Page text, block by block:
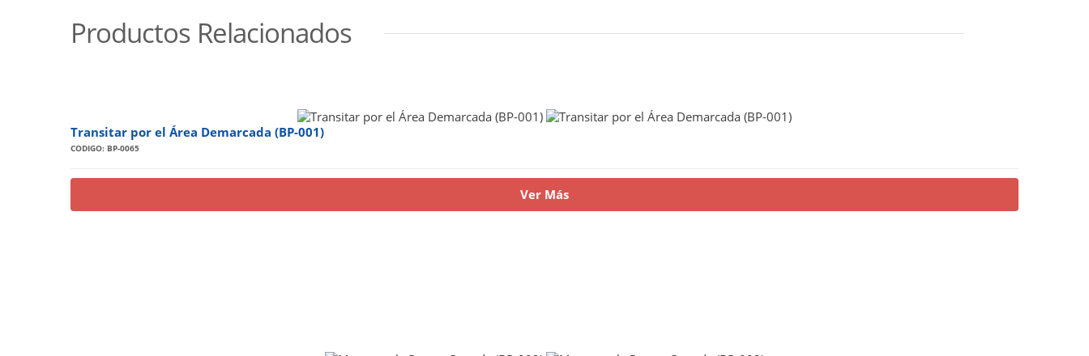
Productos Relacionados
Transitar por el Área Demarcada (BP-001)
CODIGO: BP-0065
Ver Más